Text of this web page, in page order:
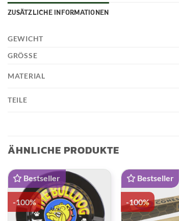
ZUSÄTZLICHE INFORMATIONEN
GEWICHT
GRÖSSE
MATERIAL
TEILE
ÄHNLICHE PRODUKTE
-100%
Bestseller
-100%
Bestseller